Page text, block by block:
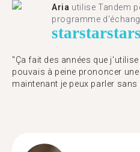
Aria utilise Tandem
programme
starstarstar
"Ça fait des années que
pouvais à peine prononcer
maintenant je peux parler